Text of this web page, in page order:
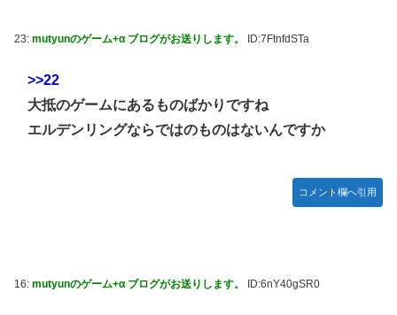
23: mutyunのゲーム+α ブログがお送りします。 ID:7FtnfdSTa
>>22
大抵のゲームにあるものばかりですね
エルデンリングならではのものはないんですか
コメント欄へ引用
16: mutyunのゲーム+α ブログがお送りします。 ID:6nY40gSR0